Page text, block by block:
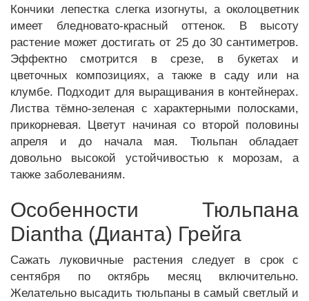
Кончики лепестка слегка изогнуты, а околоцветник
имеет бледновато-красный оттенок. В высоту
растение может достигать от 25 до 30 сантиметров.
Эффектно смотрится в срезе, в букетах и
цветочных композициях, а также в саду или на
клумбе. Подходит для выращивания в контейнерах.
Листва тёмно-зеленая с характерными полосками,
прикорневая. Цветут начиная со второй половины
апреля и до начала мая. Тюльпан обладает
довольно высокой устойчивостью к морозам, а
также заболеваниям.
Особенности Тюльпана
Diantha (Дианта) Грейга
Сажать луковичные растения следует в срок с
сентября по октябрь месяц включительно.
Желательно высадить тюльпаны в самый светлый и